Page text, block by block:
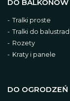
DO BALKONÓW
Tralki proste
Tralki do balustrad
Rozety
Kraty i panele
DO OGRODZEŃ